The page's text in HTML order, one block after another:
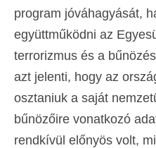
program jóváhagyását,
együttműködni az
terrorizmus és a
azt jelenti, hogy az
osztaniuk a saját
bűnözőire vonatkozó
rendkívül előnyös volt,